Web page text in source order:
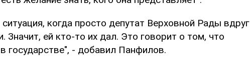
когда просто депутат Верховной Рады вдруг
Значит, ей кто-то их дал. Это говорит о том, что
государстве", - добавил Панфилов.